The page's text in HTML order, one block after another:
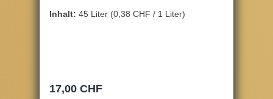
Inhalt: 45 Liter (0,38 CHF / 1 Liter)
Regulärer Preis:
17,00 CHF